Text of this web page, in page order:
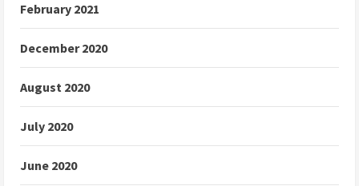
February 2021
December 2020
August 2020
July 2020
June 2020